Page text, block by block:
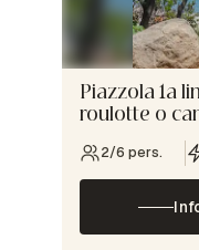
Piazzola 1a
roulotte o
2/6 pers.